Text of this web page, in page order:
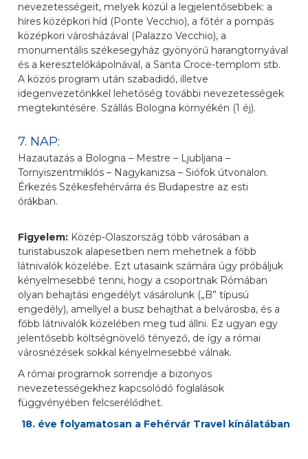
nevezetességeit, melyek közül a legjelentősebbek: a
híres középkori híd (Ponte Vecchio), a főtér a pompás
középkori városházával (Palazzo Vecchio), a
monumentális székesegyház gyönyörű harangtornyával
és a keresztelőkápolnával, a Santa Croce-templom stb.
A közös program után szabadidő, illetve
idegenvezetőnkkel lehetőség további nevezetességek
megtekintésére. Szállás Bologna környékén (1 éj).
7. NAP:
Hazautazás a Bologna – Mestre – Ljubljana –
Tornyiszentmiklós – Nagykanizsa – Siófok útvonalon.
Érkezés Székesfehérvárra és Budapestre az esti
órákban.
Figyelem: Közép-Olaszország több városában a
turistabuszok alapesetben nem mehetnek a főbb
látnivalók közelébe. Ezt utasaink számára úgy próbáljuk
kényelmesebbé tenni, hogy a csoportnak Rómában
olyan behajtási engedélyt vásárolunk („B” típusú
engedély), amellyel a busz behajthat a belvárosba, és a
főbb látnivalók közelében meg tud állni. Ez ugyan egy
jelentősebb költségnövelő tényező, de így a római
városnézések sokkal kényelmesebbé válnak.
A római programok sorrendje a bizonyos
nevezetességekhez kapcsolódó foglalások
függvényében felcserélődhet.
18. éve folyamatosan a Fehérvár Travel kínálatában